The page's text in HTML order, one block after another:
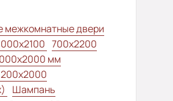
межкомнатные двери
700x2200
мм
Шампань